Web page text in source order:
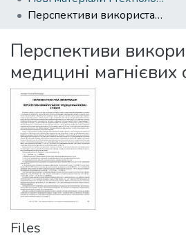
Statistics
Перспективи використання медицині магнієвих сплавів
Перспективи
медицині магнієвих
Files